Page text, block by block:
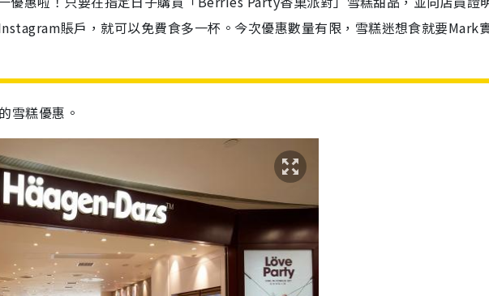
賬戶，就可以免費食多一杯。今次優惠數量有限，雪糕迷想食就要Mark
雪糕優惠。